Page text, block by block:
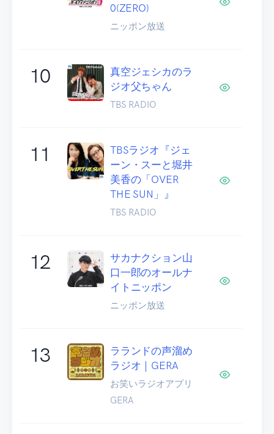
0(ZERO)
ニッポン放送
10
真空ジェシカのラ
ジオ父ちゃん
TBS RADIO
11
TBSラジオ『ジェ
ーン・スーと堀井
美香の「OVER
THE SUN」』
TBS RADIO
12
サカナクション山
口一郎のオールナ
イトニッポン
ニッポン放送
13
ラランドの声溜め
ラジオ｜GERA
お笑いラジオアプリ
GERA